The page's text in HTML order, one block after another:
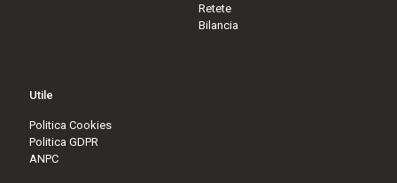
Retete
Bilancia
Utile
Politica Cookies
Politica GDPR
ANPC